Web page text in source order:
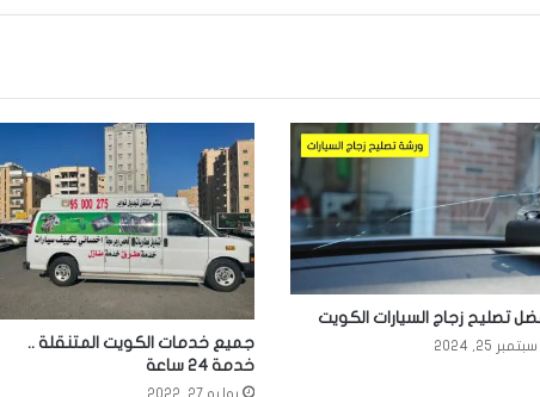
تصليح زجاج السيارات الكويت
سبتمبر 25, 2024
جميع خدمات الكويت المتنقلة ..
خدمة 24 ساعة
يوليو 27, 2022